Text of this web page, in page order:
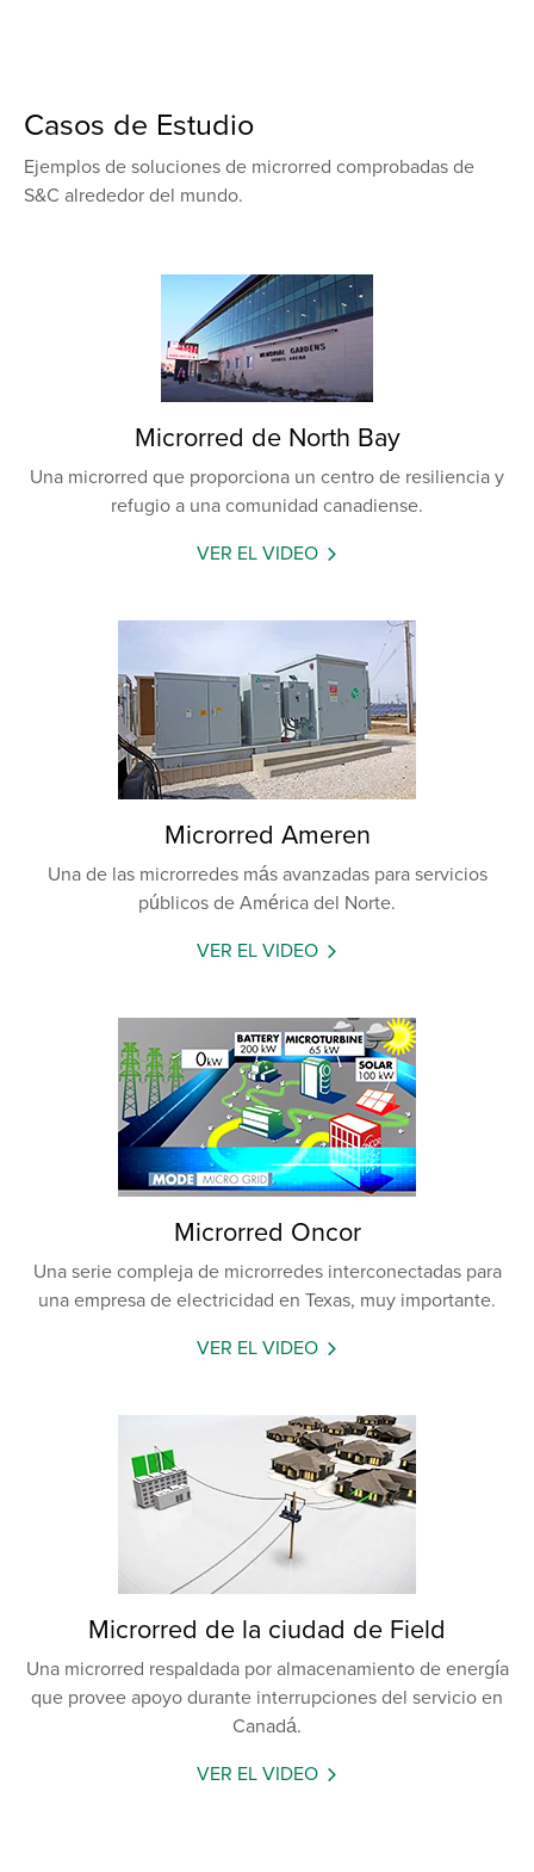
Casos de Estudio
Ejemplos de soluciones de microrred comprobadas de
S&C alrededor del mundo.
Microrred de North Bay
Una microrred que proporciona un centro de resiliencia y
refugio a una comunidad canadiense.
VER EL VIDEO
Microrred Ameren
Una de las microrredes más avanzadas para servicios
públicos de América del Norte.
VER EL VIDEO
Microrred Oncor
Una serie compleja de microrredes interconectadas para
una empresa de electricidad en Texas, muy importante.
VER EL VIDEO
Microrred de la ciudad de Field
Una microrred respaldada por almacenamiento de energía
que provee apoyo durante interrupciones del servicio en
Canadá.
VER EL VIDEO